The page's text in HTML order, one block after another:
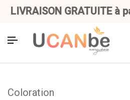
LIVRAISON GRATUITE à
Coloration